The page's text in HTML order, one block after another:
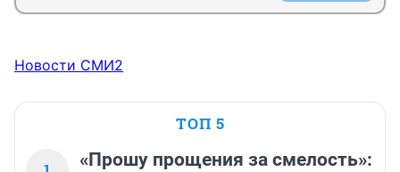
Новости СМИ2
ТОП 5
«Прошу прощения за смелость»: